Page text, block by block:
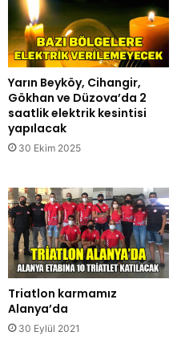
Yarın Beyköy, Cihangir,
Gökhan ve Düzova’da 2
saatlik elektrik kesintisi
yapılacak
30 Ekim 2025
Triatlon karmamız
Alanya’da
30 Eylül 2021